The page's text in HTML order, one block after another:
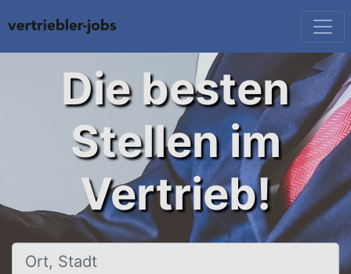
Die besten
Stellen im
Vertrieb!
Ort, Stadt